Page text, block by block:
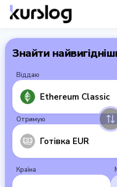
Знайти
Віддаю
Ethereum Classic
Отримую
Готівка EUR
Країна